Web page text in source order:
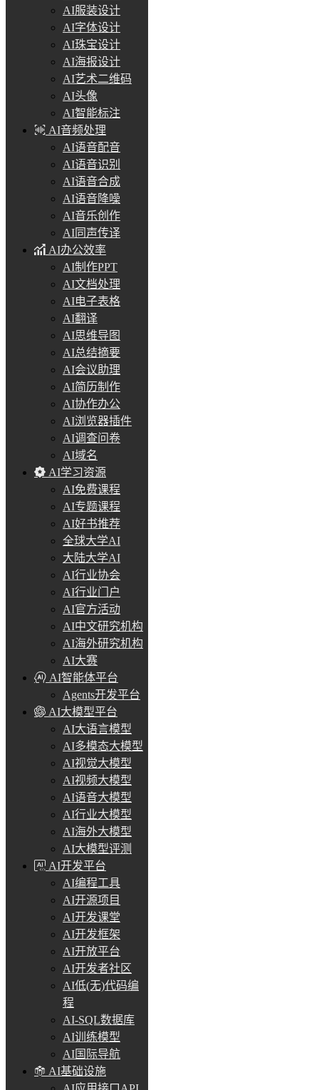
AI服装设计
AI字体设计
AI珠宝设计
AI海报设计
AI艺术二维码
AI头像
AI智能标注
AI音频处理
AI语音配音
AI语音识别
AI语音合成
AI语音降噪
AI音乐创作
AI同声传译
AI办公效率
AI制作PPT
AI文档处理
AI电子表格
AI翻译
AI思维导图
AI总结摘要
AI会议助理
AI简历制作
AI协作办公
AI浏览器插件
AI调查问卷
AI域名
AI学习资源
AI免费课程
AI专题课程
AI好书推荐
全球大学AI
大陆大学AI
AI行业协会
AI行业门户
AI官方活动
AI中文研究机构
AI海外研究机构
AI大赛
AI智能体平台
Agents开发平台
AI大模型平台
AI大语言模型
AI多模态大模型
AI视觉大模型
AI视频大模型
AI语音大模型
AI行业大模型
AI海外大模型
AI大模型评测
AI开发平台
AI编程工具
AI开源项目
AI开发课堂
AI开发框架
AI开放平台
AI开发者社区
AI低(无)代码编
程
AI-SQL数据库
AI训练模型
AI国际导航
AI基础设施